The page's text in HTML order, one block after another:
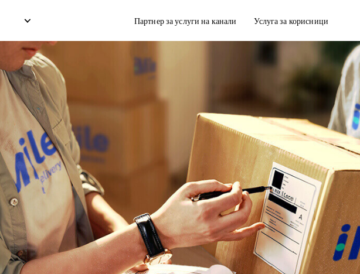
Услуга за складирање
Достава со исполнување на нарачката
Партнер за услуги на канали Услуга за корисници